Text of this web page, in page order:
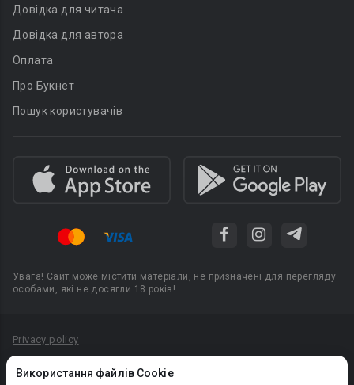
Використання файлів Cookie
Довідка для читача
Довідка для автора
Оплата
Про Букнет
Пошук користувачів
Увага! Сайт може містити матеріали, не призначені для перегляду
особами, які не досягли 18 років!
Privacy policy